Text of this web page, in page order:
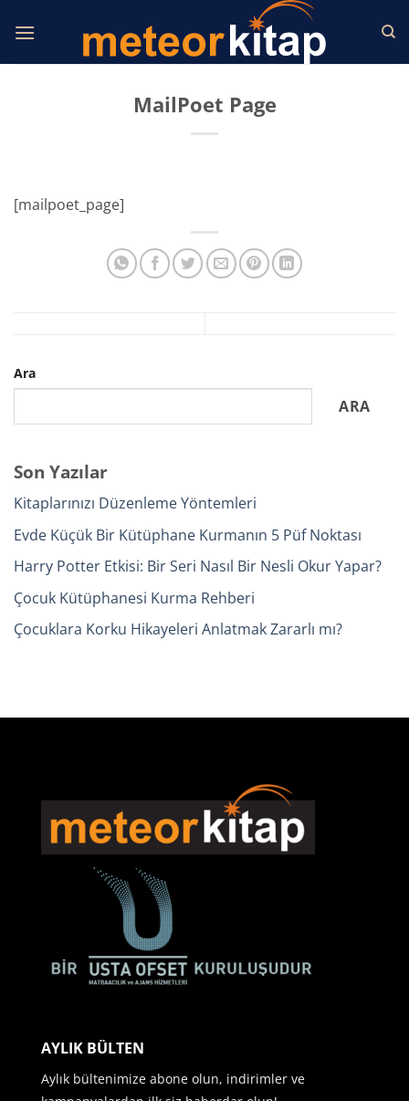
atla
MailPoet Page
[mailpoet_page]
Ara
ARA
Son Yazılar
Kitaplarınızı Düzenleme Yöntemleri
Evde Küçük Bir Kütüphane Kurmanın 5 Püf Noktası
Harry Potter Etkisi: Bir Seri Nasıl Bir Nesli Okur Yapar?
Çocuk Kütüphanesi Kurma Rehberi
Çocuklara Korku Hikayeleri Anlatmak Zararlı mı?
AYLIK BÜLTEN
Aylık bültenimize abone olun, indirimler ve